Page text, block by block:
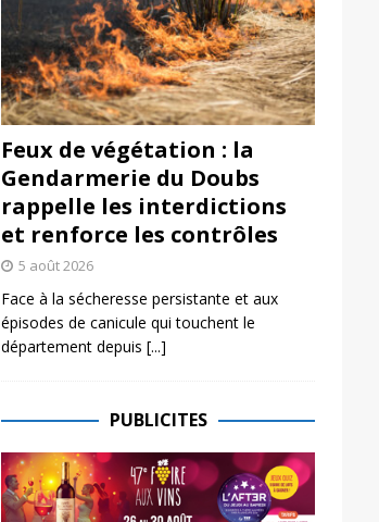
Feux de végétation : la
Gendarmerie du Doubs
rappelle les interdictions
et renforce les contrôles
5 août 2026
Face à la sécheresse persistante et aux
épisodes de canicule qui touchent le
département depuis [...]
PUBLICITES